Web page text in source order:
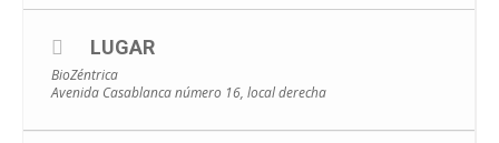
DEL ORIGEN DE NUESTRAS DIFICULTADES Y
ENCONTRAR UN MAYOR EQUILIBRIO EN EL SISTEMA
LUGAR
BioZéntrica
Avenida Casablanca número 16, local derecha